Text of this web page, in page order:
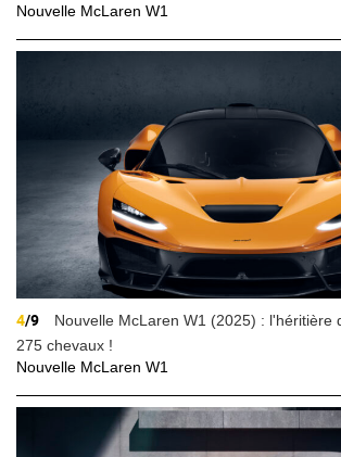
Nouvelle McLaren W1
4/9
Nouvelle McLaren W1 (2025) : l'héritière
275 chevaux !
Nouvelle McLaren W1